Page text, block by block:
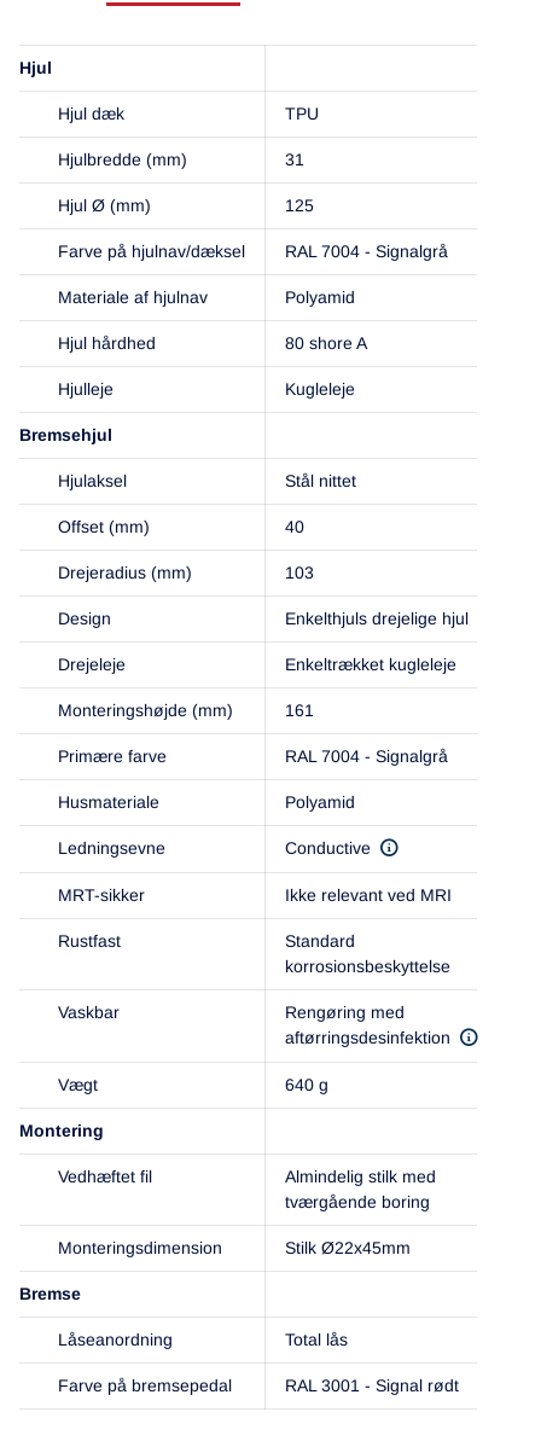
Hjul
Hjul dæk TPU
Hjulbredde (mm) 31
Hjul Ø (mm) 125
Farve på hjulnav/dæksel RAL 7004 - Signalgrå
Materiale af hjulnav Polyamid
Hjul hårdhed 80 shore A
Hjulleje Kugleleje
Bremsehjul
Hjulaksel Stål nittet
Offset (mm) 40
Drejeradius (mm) 103
Design Enkelthjuls drejelige hjul
Drejeleje Enkeltrækket kugleleje
Monteringshøjde (mm) 161
Primære farve RAL 7004 - Signalgrå
Husmateriale Polyamid
Ledningsevne Conductive
MRT-sikker Ikke relevant ved MRI
Rustfast
Standard
korrosionsbeskyttelse
Vaskbar
Rengøring med
aftørringsdesinfektion
Vægt 640 g
Montering
Vedhæftet fil
Almindelig stilk med
tværgående boring
Monteringsdimension Stilk Ø22x45mm
Bremse
Låseanordning Total lås
Farve på bremsepedal RAL 3001 - Signal rødt